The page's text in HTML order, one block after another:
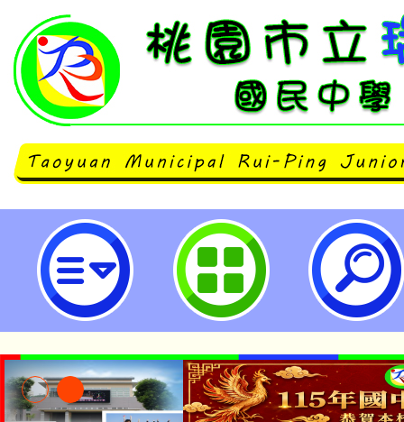
轉知新生醫護管理專校辦理112年
快樂向前走－醫護保健小尖兵夏令
子檔-桃園市立瑞坪國民中學